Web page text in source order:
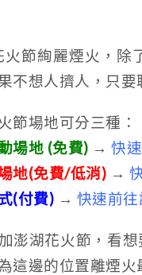
節絢麗煙火，除
不想人擠人，只
節場地可分三種：
場地 (免費) → 快
地(免費/低消) →
(付費) → 快速前
澎湖花火節，看
這邊的位置離煙